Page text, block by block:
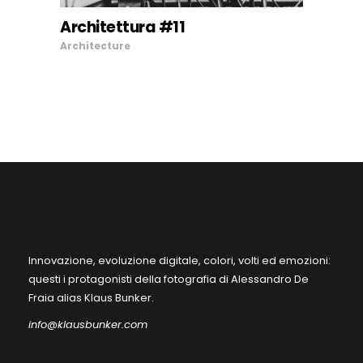
SCEGLI
Le
opzioni
del
Architettura #11
Architecture
Innovazione, evoluzione digitale, colori, volti ed emozioni:
questi i protagonisti della fotografia di Alessandro De
Fraia alias Klaus Bunker.
info@klausbunker.com